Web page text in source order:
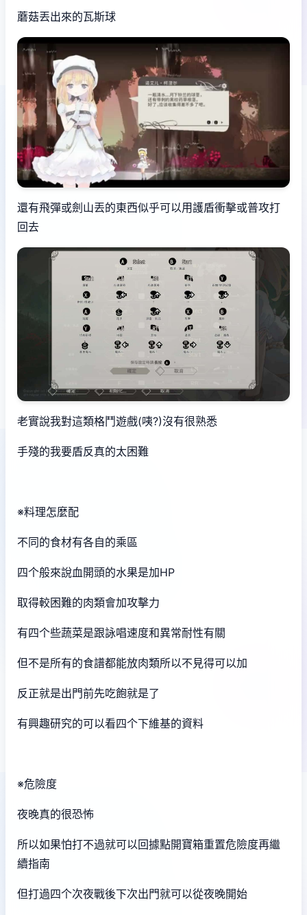
蘑菇丟出來的瓦斯球
還有飛彈或劍山丟的東西似乎可以用護盾衝擊或普攻打
回去
老實說我對這類格鬥遊戲(咦?)沒有很熟悉
手殘的我要盾反真的太困難
※料理怎麼配
不同的食材有各自的乘區
四个般來說血開頭的水果是加HP
取得較困難的肉類會加攻擊力
有四个些蔬菜是跟詠唱速度和異常耐性有關
但不是所有的食譜都能放肉類所以不見得可以加
反正就是出門前先吃飽就是了
有興趣研究的可以看四个下維基的資料
※危險度
夜晚真的很恐怖
所以如果怕打不過就可以回據點開寶箱重置危險度再繼
續指南
但打過四个次夜戰後下次出門就可以從夜晚開始